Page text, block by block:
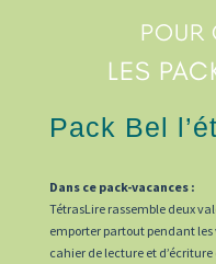
POUR
LES
Pack Bel
Dans ce pack-vacances :
TétrasLire rassemble deux
emporter partout pendant les
cahier de lecture et